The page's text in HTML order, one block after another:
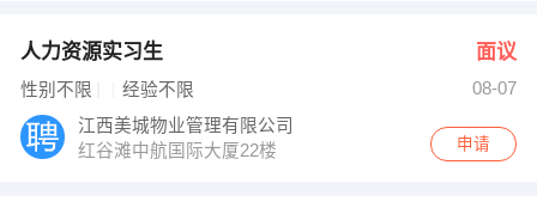
人力资源实习生 面议
性别不限 经验不限
08-07
江西美城物业管理有限公司
红谷滩中航国际大厦22楼
申请